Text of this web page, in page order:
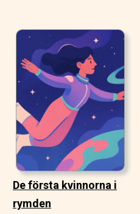
De första kvinnorna i
rymden